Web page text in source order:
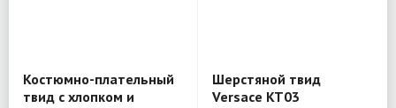
Костюмно-плательный
твид с хлопком и
Шерстяной твид
Versace KT03